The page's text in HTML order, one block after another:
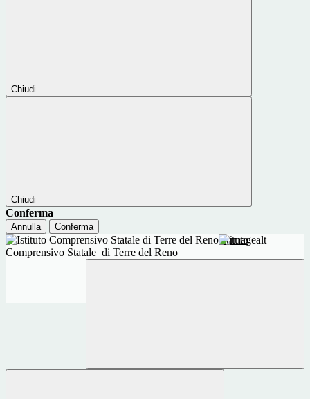
Chiudi
Chiudi
Conferma
Annulla Conferma
Istituto
Comprensivo Statale di Terre del Reno